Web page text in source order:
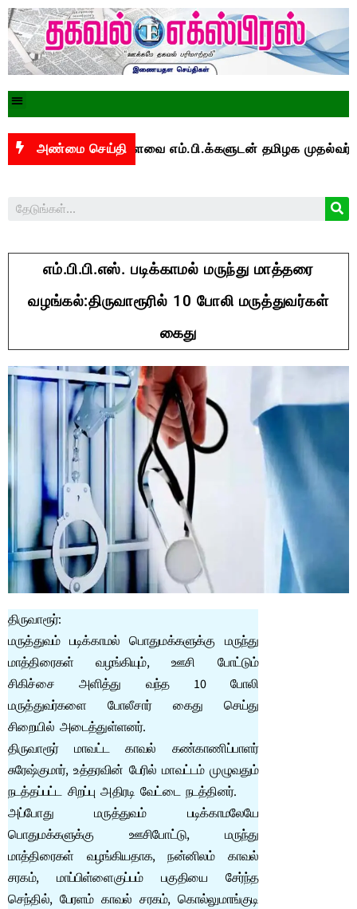
அண்மை செய்தி
மக்களவை எம்.பி.க்களுடன் தமிழக முதல்வர் விஜய்
எம்.பி.பி.எஸ். படிக்காமல் மருந்து மாத்தரை
வழங்கல்:திருவாரூரில் 10 போலி மருத்துவர்கள்
கைது
திருவாரூர்:
மருத்துவம் படிக்காமல் பொதுமக்களுக்கு மருந்து
மாத்திரைகள் வழங்கியும், ஊசி போட்டும்
சிகிச்சை அளித்து வந்த 10 போலி
மருத்துவர்களை போலீசார் கைது செய்து
சிறையில் அடைத்துள்ளனர்.
திருவாரூர் மாவட்ட காவல் கண்காணிப்பாளர்
சுரேஷ்குமார், உத்தரவின் பேரில் மாவட்டம் முழுவதும்
நடத்தப்பட்ட சிறப்பு அதிரடி வேட்டை நடத்தினர்.
அப்போது மருத்துவம் படிக்காமலேயே
பொதுமக்களுக்கு ஊசிபோட்டு, மருந்து
மாத்திரைகள் வழங்கியதாக, நன்னிலம் காவல்
சரகம், மாப்பிள்ளைகுப்பம் பகுதியை சேர்ந்த
செந்தில், பேரளம் காவல் சரகம், கொல்லுமாங்குடி